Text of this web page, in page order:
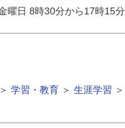
曜日 8時30分から17時15
＞ 学習・教育 ＞ 生涯学習 ＞